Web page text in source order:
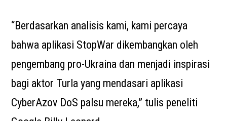
“Berdasarkan analisis kami, kami percaya
bahwa aplikasi StopWar dikembangkan oleh
pengembang pro-Ukraina dan menjadi inspirasi
bagi aktor Turla yang mendasari aplikasi
CyberAzov DoS palsu mereka,” tulis peneliti